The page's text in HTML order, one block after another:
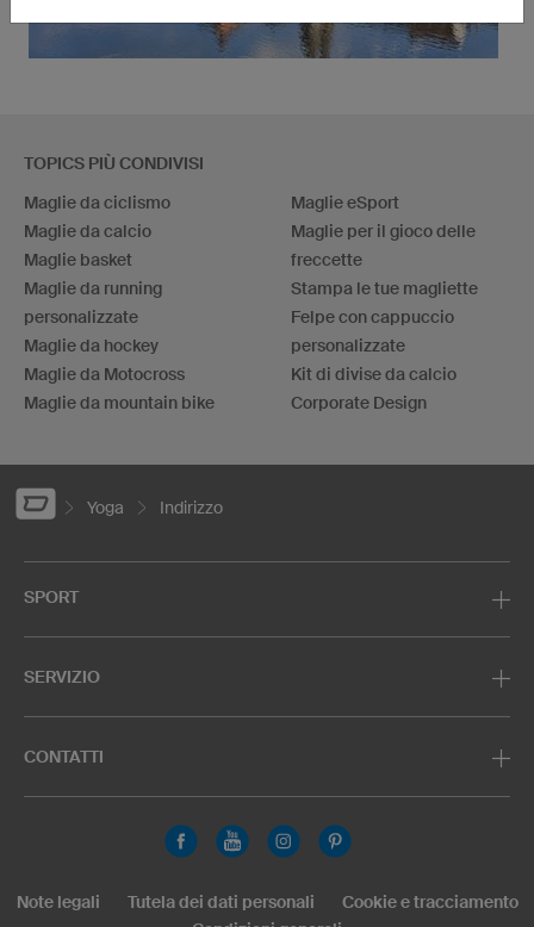
TOPICS PIÙ CONDIVISI
Maglie da ciclismo
Maglie da calcio
Maglie basket
Maglie da running
personalizzate
Maglie da hockey
Maglie da Motocross
Maglie da mountain bike
Maglie eSport
Maglie per il gioco delle
freccette
Stampa le tue magliette
Felpe con cappuccio
personalizzate
Kit di divise da calcio
Corporate Design
Yoga Indirizzo
SPORT
SERVIZIO
CONTATTI
Note legali Tutela dei dati personali
Cookie e tracciamento